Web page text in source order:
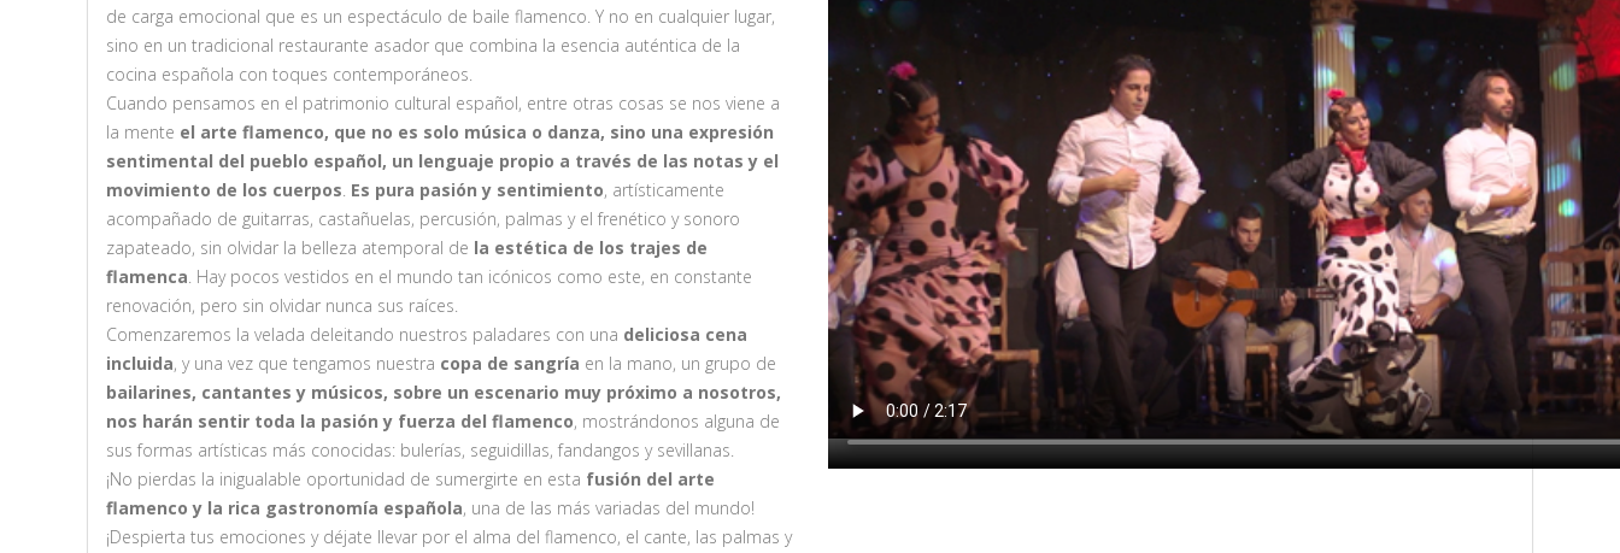
de carga emocional que es un espectáculo de baile flamenco. Y no en cualquier lugar,
sino en un tradicional restaurante asador que combina la esencia auténtica de la
cocina española con toques contemporáneos.
Cuando pensamos en el patrimonio cultural español, entre otras cosas se nos viene a
la mente el arte flamenco, que no es solo música o danza, sino una expresión
sentimental del pueblo español, un lenguaje propio a través de las notas y el
movimiento de los cuerpos. Es pura pasión y sentimiento, artísticamente
acompañado de guitarras, castañuelas, percusión, palmas y el frenético y sonoro
zapateado, sin olvidar la belleza atemporal de la estética de los trajes de
flamenca. Hay pocos vestidos en el mundo tan icónicos como este, en constante
renovación, pero sin olvidar nunca sus raíces.
Comenzaremos la velada deleitando nuestros paladares con una deliciosa cena
incluida, y una vez que tengamos nuestra copa de sangría en la mano, un grupo de
bailarines, cantantes y músicos, sobre un escenario muy próximo a nosotros,
nos harán sentir toda la pasión y fuerza del flamenco, mostrándonos alguna de
sus formas artísticas más conocidas: bulerías, seguidillas, fandangos y sevillanas.
¡No pierdas la inigualable oportunidad de sumergirte en esta fusión del arte
flamenco y la rica gastronomía española, una de las más variadas del mundo!
¡Despierta tus emociones y déjate llevar por el alma del flamenco, el cante, las palmas y